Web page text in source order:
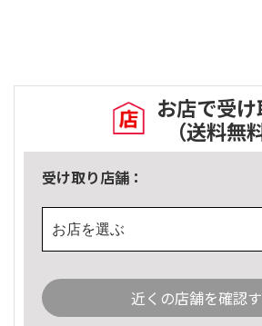
お店で受け
（送料無
受け取り店舗：
お店を選ぶ
近くの店舗を確認